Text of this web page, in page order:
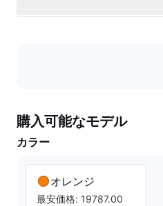
購入可能なモデル
カラー
オレンジ
最安価格: 19787.00